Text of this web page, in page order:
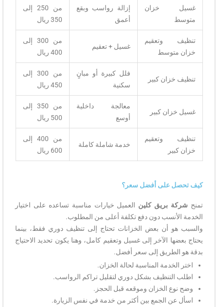
غسيل خزان
متوسط
إزالة رواسب وبقع
أعمق
من 250 إلى
350 ريال
تنظيف وتعقيم
خزان متوسط
غسيل + تعقيم
من 300 إلى
400 ريال
تنظيف خزان كبير
فلل كبيرة أو مبانٍ
سكنية
من 300 إلى
450 ريال
غسيل خزان كبير
معالجة داخلية
أوسع
من 350 إلى
500 ريال
تنظيف وتعقيم
خزان كبير
خدمة شاملة كاملة
من 400 إلى
600 ريال
كيف تحصل على أفضل سعر؟
تمنح شركة بريق كلين العميل خيارات مناسبة تساعده على اختيار
الخدمة الأنسب دون دفع تكلفة أعلى من المطلوب.
والسبب هو أن بعض الخزانات تحتاج إلى تنظيف دوري فقط، بينما
يحتاج بعضها الآخر إلى غسيل وتعقيم كامل، وهنا يكون تحديد الاحتياج
بدقة هو الطريق إلى سعر أفضل.
اختر الخدمة المناسبة لحالة الخزان.
اطلب التنظيف بشكل دوري لتقليل تراكم الرواسب.
وضح نوع الخزان وموقعه قبل الحجز.
اسأل عن الجمع بين أكثر من خدمة في نفس الزيارة.